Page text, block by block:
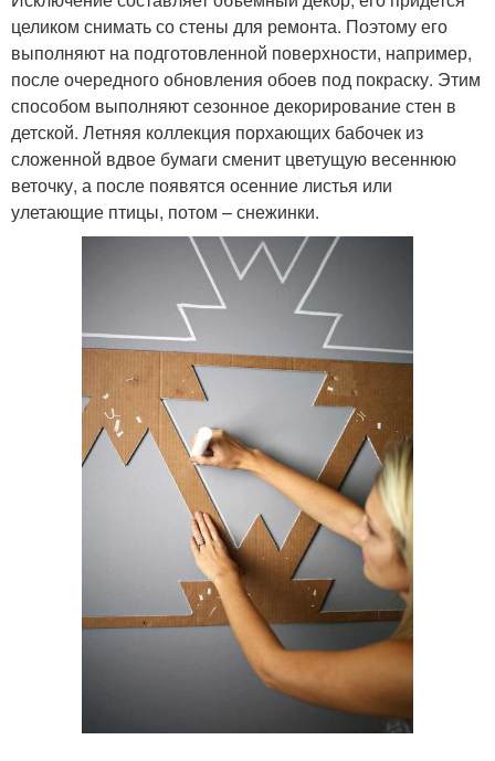
целиком снимать со стены для ремонта. Поэтому его
выполняют на подготовленной поверхности, например,
после очередного обновления обоев под покраску. Этим
способом выполняют сезонное декорирование стен в
детской. Летняя коллекция порхающих бабочек из
сложенной вдвое бумаги сменит цветущую весеннюю
веточку, а после появятся осенние листья или
улетающие птицы, потом – снежинки.